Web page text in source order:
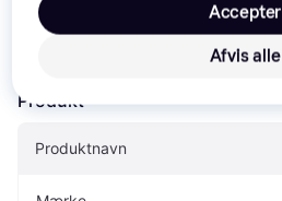
Specifikationer
Produkt
Produktnavn
Afvis alle
Accepter